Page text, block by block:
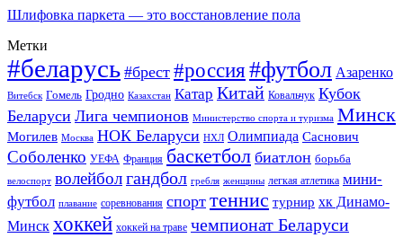
Шлифовка паркета — это восстановление пола
Метки
#беларусь #брест #россия#футбол Азаренко
Витебск Гомель Гродно Казахстан Катар Китай Ковальчук Кубок
Беларуси Лига чемпионов Министерство спорта и туризма Минск
Могилев Москва НОК Беларуси НХЛ Олимпиада Саснович
Соболенко УЕФА Франция баскетбол биатлон борьба
велоспорт волейболгандбол гребля женщины легкая атлетика мини-
футбол плавание соревнования спорт теннис турнир хк Динамо-
Минск хоккей хоккей на траве чемпионат Беларуси